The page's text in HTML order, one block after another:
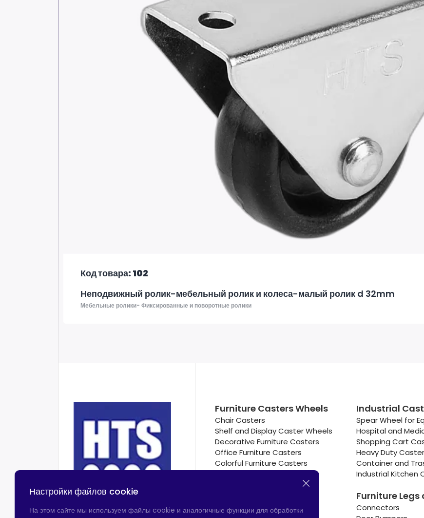
Код товара: 102
Неподвижный ролик-мебельный ролик и колеса-малый ролик d 32mm
Мебельные ролики- Фиксированные и поворотные ролики
Furniture Casters Wheels
Chair Casters
Shelf and Display Caster Wheels
Decorative Furniture Casters
Office Furniture Casters
Colorful Furniture Casters
Cooler and Warmer Caster
Industrial
Spear Wheel for
Hospital and
Shopping Cart
Heavy Duty
Container and
Industrial Kitchen
Furniture
Connectors
Настройки файлов cookie
На этом сайте мы используем файлы cookie и аналогичные функции для обработки